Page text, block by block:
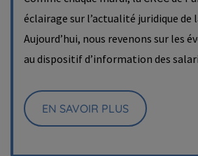
éclairage sur l’actualité juridique de
Aujourd’hui, nous revenons sur les
au dispositif d’information des
EN SAVOIR PLUS